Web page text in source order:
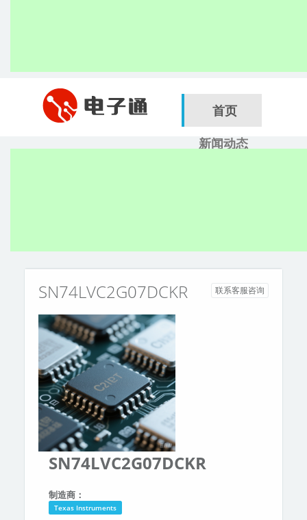
首页
新闻动态
服务商
联系客服咨询
SN74LVC2G07DCKR
SN74LVC2G07DCKR
制造商：
Texas Instruments